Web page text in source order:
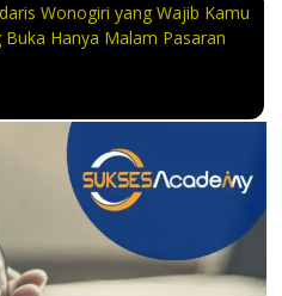
Wonogiri yang Wajib Kamu
Buka Hanya Malam Pasaran